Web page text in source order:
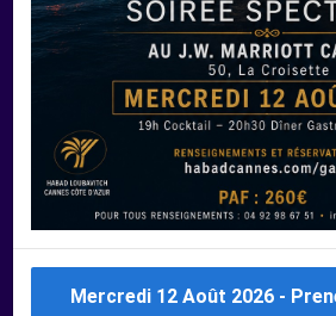
Manger Cacher
Liste des restaurants cacher
Restaurants cacher à Paris
Restaurants cacher à Deauville
Restaurants cacher à Lyon
Restaurants cacher à Marseille
Restaurants cacher Dubaï